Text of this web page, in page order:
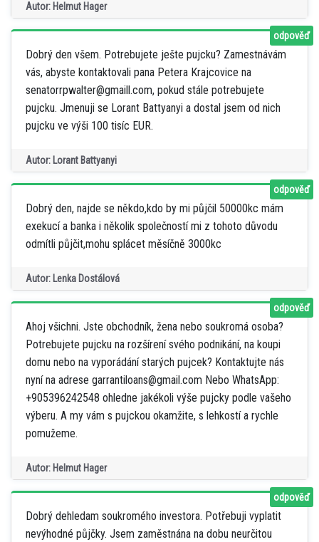
Autor: Helmut Hager
Dobrý den všem. Potrebujete ješte pujcku? Zamestnávám
vás, abyste kontaktovali pana Petera Krajcovice na
senatorrpwalter@gmaill.com, pokud stále potrebujete
pujcku. Jmenuji se Lorant Battyanyi a dostal jsem od nich
pujcku ve výši 100 tisíc EUR.
Autor: Lorant Battyanyi
odpověď
Dobrý den, najde se někdo,kdo by mi půjčil 50000kc mám
exekucí a banka i několik společností mi z tohoto důvodu
odmítli půjčit,mohu splácet měsíčně 3000kc
Autor: Lenka Dostálová
odpověď
Ahoj všichni. Jste obchodník, žena nebo soukromá osoba?
Potrebujete pujcku na rozšírení svého podnikání, na koupi
domu nebo na vyporádání starých pujcek? Kontaktujte nás
nyní na adrese garrantiloans@gmail.com Nebo WhatsApp:
+905396242548 ohledne jakékoli výše pujcky podle vašeho
výberu. A my vám s pujckou okamžite, s lehkostí a rychle
pomužeme.
Autor: Helmut Hager
odpověď
Dobrý dehledam soukromého investora. Potřebuji vyplatit
nevýhodné půjčky. Jsem zaměstnána na dobu neurčitou
odpověď